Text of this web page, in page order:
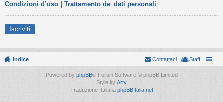
Condizioni d’uso Trattamento dei dati personali
Iscriviti
Indice Staff
Contattaci
Powered by phpBB® Forum Software © phpBB Limited
Style by Arty
Traduzione Italiana phpBBItalia.net